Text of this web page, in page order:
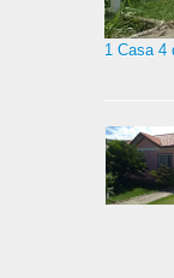
1 Casa 4